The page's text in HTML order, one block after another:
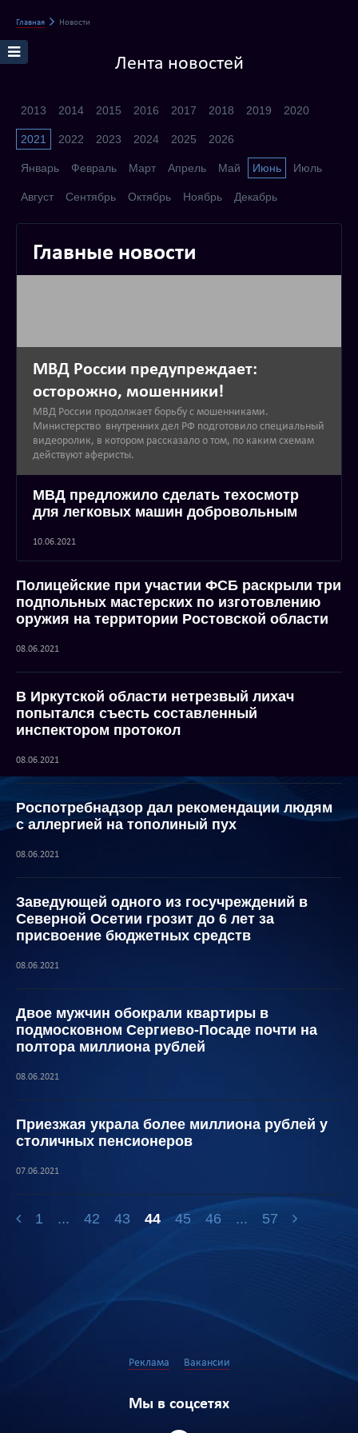
Главная Новости
Лента новостей
2013 2014 2015 2016 2017 2018 2019 2020
2021 2022 2023 2024 2025 2026
Январь Февраль Март Апрель Май Июнь Июль
Август Сентябрь Октябрь Ноябрь Декабрь
Главные новости
МВД России предупреждает:
осторожно, мошенники!
МВД России продолжает борьбу с мошенниками.
Министерство внутренних дел РФ подготовило специальный
видеоролик, в котором рассказало о том, по каким схемам
действуют аферисты.
МВД предложило сделать техосмотр
для легковых машин добровольным
10.06.2021
Полицейские при участии ФСБ раскрыли три
подпольных мастерских по изготовлению
оружия на территории Ростовской области
08.06.2021
В Иркутской области нетрезвый лихач
попытался съесть составленный
инспектором протокол
08.06.2021
Роспотребнадзор дал рекомендации людям
с аллергией на тополиный пух
08.06.2021
Заведующей одного из госучреждений в
Северной Осетии грозит до 6 лет за
присвоение бюджетных средств
08.06.2021
Двое мужчин обокрали квартиры в
подмосковном Сергиево-Посаде почти на
полтора миллиона рублей
08.06.2021
Приезжая украла более миллиона рублей у
столичных пенсионеров
07.06.2021
1 ... 42 43 44 45 46 ... 57
Реклама Вакансии
Мы в соцсетях